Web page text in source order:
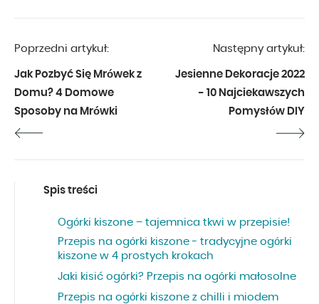
od początku 2019 roku.
Poprzedni artykuł:
Jak Pozbyć Się Mrówek z
Domu? 4 Domowe
Sposoby na Mrówki
Następny artykuł:
Jesienne Dekoracje 2022
- 10 Najciekawszych
Pomysłów DIY
Spis treści
Ogórki kiszone – tajemnica tkwi w przepisie!
Przepis na ogórki kiszone - tradycyjne ogórki
kiszone w 4 prostych krokach
Jaki kisić ogórki? Przepis na ogórki małosolne
Przepis na ogórki kiszone z chilli i miodem